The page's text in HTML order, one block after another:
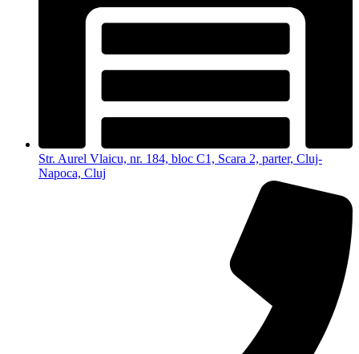
Str. Aurel Vlaicu, nr. 184, bloc C1, Scara 2, parter, Cluj-
Napoca, Cluj